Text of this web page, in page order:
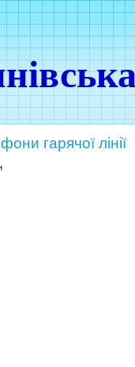
гарячої лінії